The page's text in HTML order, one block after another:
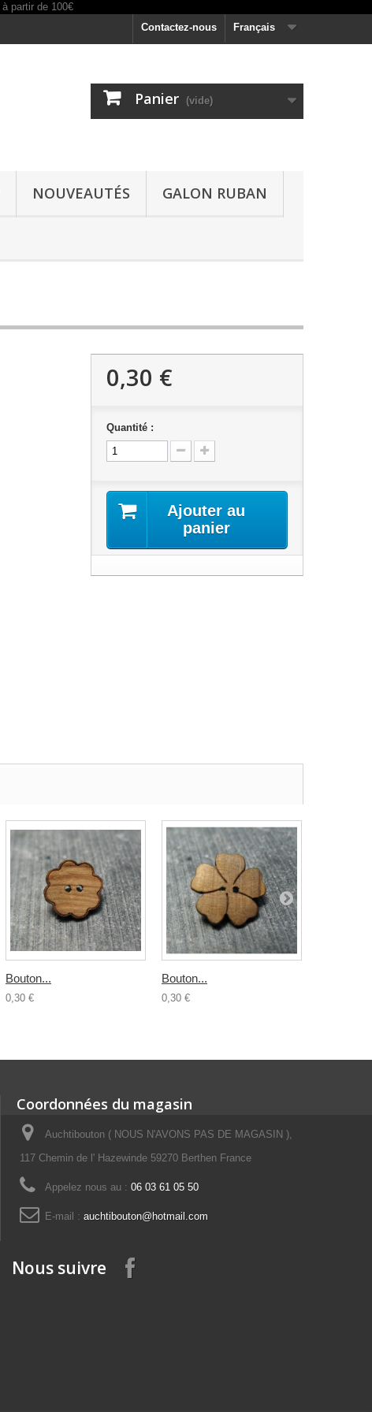
Français
Contactez-nous
Panier (vide)
NOUVEAUTÉS GALON RUBAN
0,30 €
Quantité :
Ajouter au
panier
Bouton...
0,30 €
Bouton...
0,30 €
Coordonnées du magasin
Auchtibouton ( NOUS N'AVONS PAS DE MAGASIN ),
117 Chemin de l' Hazewinde 59270 Berthen France
Appelez nous au : 06 03 61 05 50
E-mail : auchtibouton@hotmail.com
Nous suivre